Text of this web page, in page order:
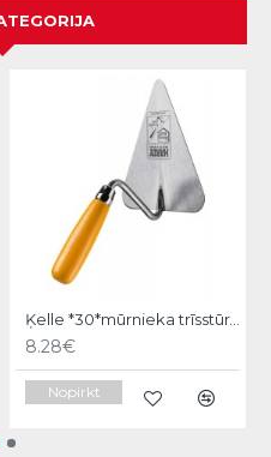
Ķelle *30*mūrnieka trīsstūra 20cm, Hardy
8.28€
Nopirkt